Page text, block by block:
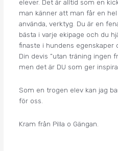
elever. Det är alltid som en
man känner att man får en
använda, verktyg. Du är en
bästa i varje ekipage och du
finaste i hundens egenskaper
Din devis ”utan träning ingen
men det är DU som ger
Som en trogen elev kan jag
för oss.
Kram från Pilla o Gängan.